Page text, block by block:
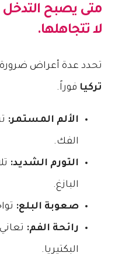
متى يصبح التدخل
لا تتجاهلها.
تحدد عدة أعراض ضرورة
تركيا فوراً.
الألم المستمر:
الفك.
التورم الشديد:
البازغ.
صعوبة البلع:
رائحة الفم:
البكتيريا.